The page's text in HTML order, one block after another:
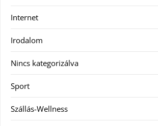
Internet
Irodalom
Nincs kategorizálva
Sport
Szállás-Wellness